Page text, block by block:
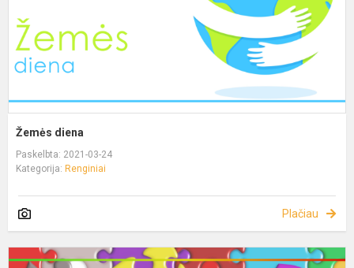
Žemės diena
Paskelbta: 2021-03-24
Kategorija: Renginiai
Plačiau